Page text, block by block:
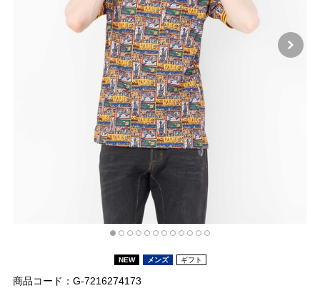
NEW メンズ ギフト
商品コード：G-7216274173